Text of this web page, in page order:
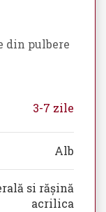
din pulbere
3-7 zile
Alb
si rășină
acrilica